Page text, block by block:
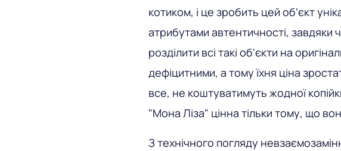
котиком, і це зробить цей об'єкт
атрибутами автентичності, завдяки
розділити всі такі об'єкти на
дефіцитними, а тому їхня ціна
все, не коштуватимуть жодної
"Мона Ліза" цінна тільки тому, що
З технічного погляду